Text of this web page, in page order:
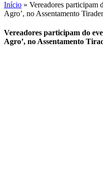
Início » Vereadores participam
Agro’, no Assentamento
Vereadores participam do
Agro’, no Assentamento